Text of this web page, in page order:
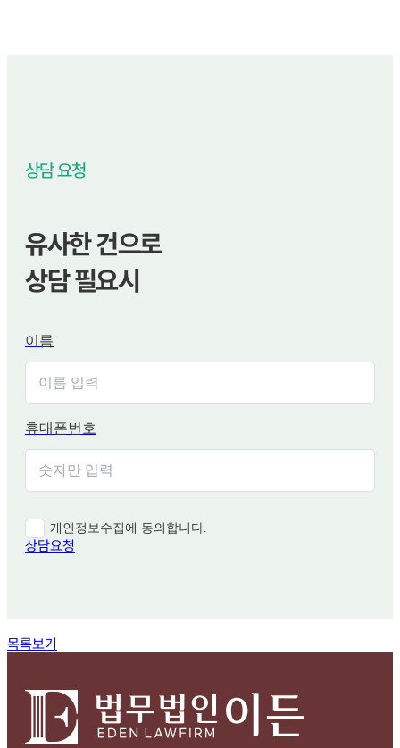
상담 요청
유사한 건으로
상담 필요시
이름
휴대폰번호
개인정보수집에 동의합니다.
상담요청
목록보기